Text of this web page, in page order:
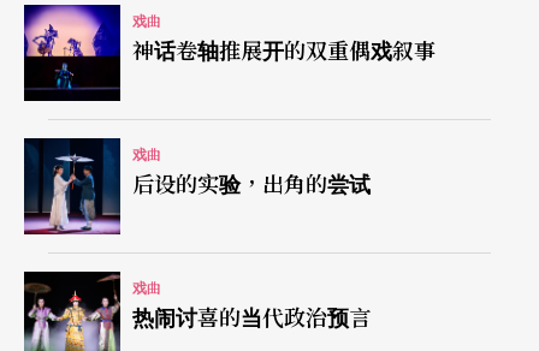
戏曲
神话卷轴推展开的双重偶戏叙事
戏曲
后设的实验，出角的尝试
戏曲
热闹讨喜的当代政治预言